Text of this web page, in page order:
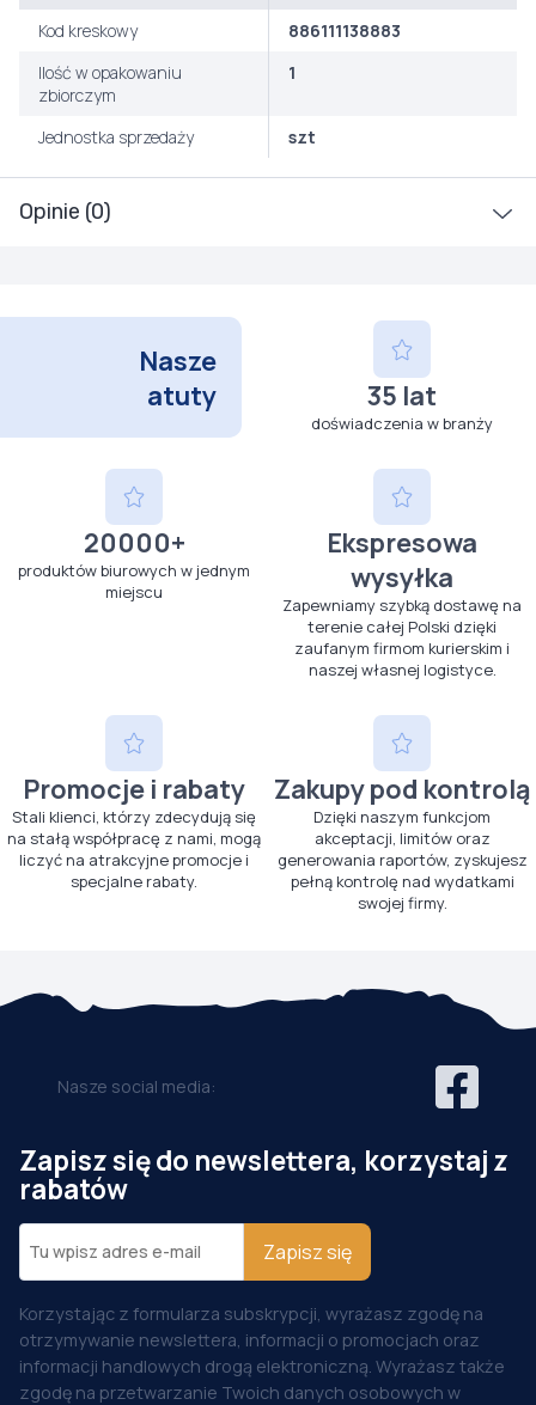
Opinie (0)
Kod kreskowy
886111138883
Ilość w opakowaniu
zbiorczym
1
Jednostka sprzedaży szt
Nasze
atuty
35 lat
doświadczenia w branży
20000+
produktów biurowych w jednym
miejscu
Ekspresowa
wysyłka
Zapewniamy szybką dostawę na
terenie całej Polski dzięki
zaufanym firmom kurierskim i
naszej własnej logistyce.
Promocje i rabaty
Stali klienci, którzy zdecydują się
na stałą współpracę z nami, mogą
liczyć na atrakcyjne promocje i
specjalne rabaty.
Zakupy pod kontrolą
Dzięki naszym funkcjom
akceptacji, limitów oraz
generowania raportów, zyskujesz
pełną kontrolę nad wydatkami
swojej firmy.
Nasze social media:
Zapisz się do newslettera, korzystaj z
rabatów
Zapisz się
Korzystając z formularza subskrypcji, wyrażasz zgodę na
otrzymywanie newslettera, informacji o promocjach oraz
informacji handlowych drogą elektroniczną. Wyrażasz także
zgodę na przetwarzanie Twoich danych osobowych w